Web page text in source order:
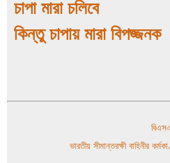
চাপা মারা চলিবে
কিন্তু চাপায় মারা বিপজ্জনক
ভারতীয় সীমান্তরক্ষী বাহিনীর